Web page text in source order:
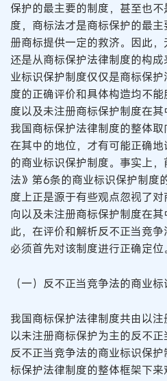
保护的最主要的制度，甚至也
度，商标法才是商标保护的最
册商标提供一定的救济。因此
还是从商标保护法律制度的构
业标识保护制度仅仅是商标保
度的正确评价和具体构造均不
度以及未注册商标保护制度在
我国商标保护法律制度的整体
在其中的地位，才有可能正确
的商业标识保护制度。事实上
法》第6条的商业标识保护制度
度上正是源于有些观点忽视了
向以及未注册商标保护制度在
此，在评价和解析反不正当竞
必须首先对该制度进行正确定位。
（一）反不正当竞争法的商业
我国商标保护法律制度共由以
以未注册商标保护为主的反不
反不正当竞争法的商业标识保
标保护法律制度的整体框架下来